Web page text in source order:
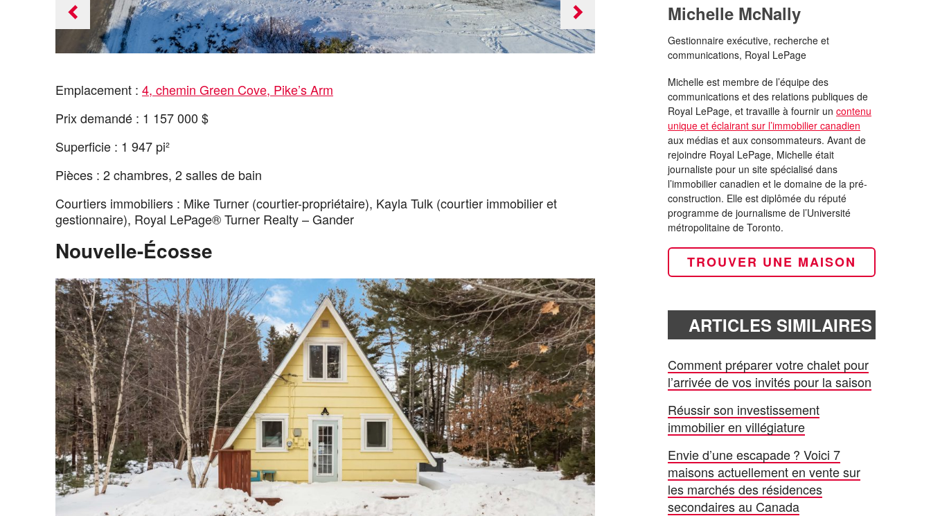
Previous
slide
Next
slide
Emplacement : 4, chemin Green Cove, Pike’s Arm
Prix demandé : 1 157 000 $
Superficie : 1 947 pi²
Pièces : 2 chambres, 2 salles de bain
Courtiers immobiliers : Mike Turner (courtier-propriétaire), Kayla Tulk (courtier immobilier et
gestionnaire), Royal LePage® Turner Realty – Gander
Nouvelle-Écosse
Michelle McNally
Gestionnaire exécutive, recherche et
communications, Royal LePage
Michelle est membre de l’équipe des
communications et des relations publiques de
Royal LePage, et travaille à fournir un contenu
unique et éclairant sur l’immobilier canadien
aux médias et aux consommateurs. Avant de
rejoindre Royal LePage, Michelle était
journaliste pour un site spécialisé dans
l’immobilier canadien et le domaine de la pré-
construction. Elle est diplômée du réputé
programme de journalisme de l’Université
métropolitaine de Toronto.
TROUVER UNE MAISON
ARTICLES SIMILAIRES
Comment préparer votre chalet pour
l’arrivée de vos invités pour la saison
Réussir son investissement
immobilier en villégiature
Envie d’une escapade ? Voici 7
maisons actuellement en vente sur
les marchés des résidences
secondaires au Canada